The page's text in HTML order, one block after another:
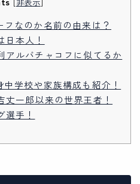
なのか名前の由来は？
日本人！
アルバチャコフに似てるか
学校や家族構成も紹介！
丈一郎以来の世界王者！
選手！